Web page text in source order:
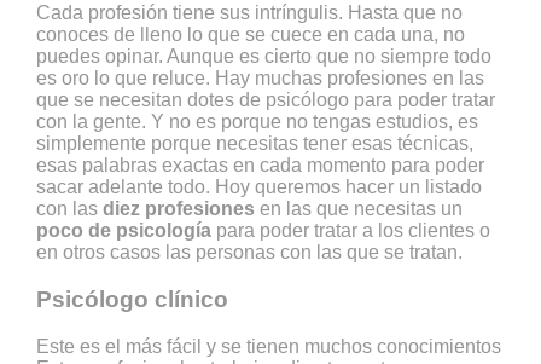
Cada profesión tiene sus intríngulis. Hasta que no
conoces de lleno lo que se cuece en cada una, no
puedes opinar. Aunque es cierto que no siempre todo
es oro lo que reluce. Hay muchas profesiones en las
que se necesitan dotes de psicólogo para poder tratar
con la gente. Y no es porque no tengas estudios, es
simplemente porque necesitas tener esas técnicas,
esas palabras exactas en cada momento para poder
sacar adelante todo. Hoy queremos hacer un listado
con lasdiez profesiones en las que necesitas un
poco de psicologíapara poder tratar a los clientes o
en otros casos las personas con las que se tratan.
Psicólogo clínico
Este es el más fácil y se tienen muchos conocimientos